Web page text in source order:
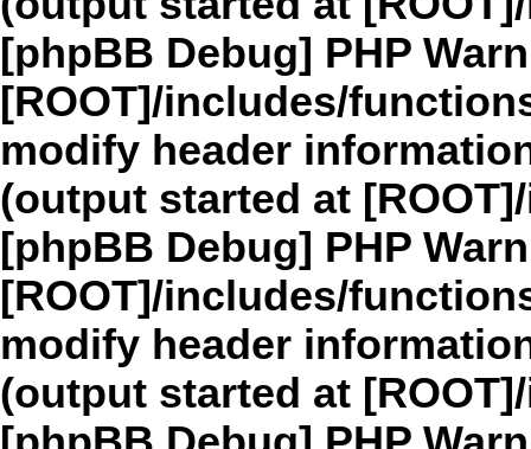
[phpBB Debug] PHP
[ROOT]/includes/
modify header
(output started at
[phpBB Debug] PHP
[ROOT]/includes/
modify header
(output started at